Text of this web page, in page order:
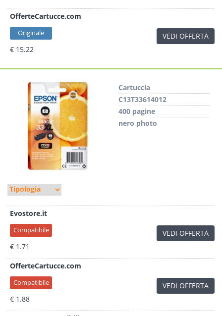
OfferteCartucce.com
Originale
€ 15.22
VEDI OFFERTA
Cartuccia
C13T33614012
400 pagine
nero photo
Evostore.it
Compatibile
€ 1.71
VEDI OFFERTA
OfferteCartucce.com
Compatibile
€ 1.88
VEDI OFFERTA